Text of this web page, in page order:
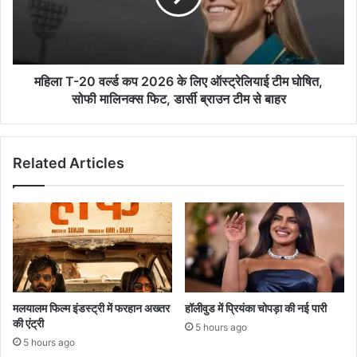
ऑस्ट्रेलियाई
डार्सी
से
बाहर
महिला T-20 वर्ल्ड कप 2026 के लिए ऑस्ट्रेलियाई टीम घोषित,
सोफी मालिनक्स फिट, डार्सी ब्राउन टीम से बाहर
Related Articles
मलयालम फिल्म इंडस्ट्री में फरहान अख्तर
की एंट्री
5 hours ago
हॉलीवुड में प्रियंका चोपड़ा की नई पारी
5 hours ago